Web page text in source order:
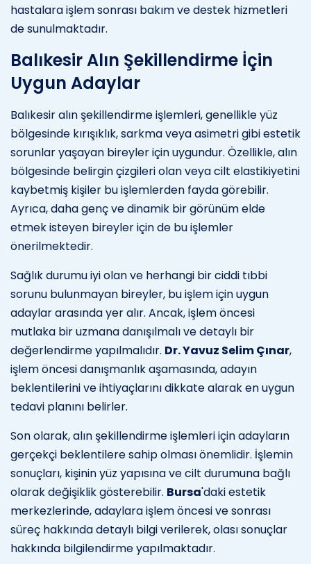
hastalara işlem sonrası bakım ve destek hizmetleri
de sunulmaktadır.
Balıkesir Alın Şekillendirme İçin
Uygun Adaylar
Balıkesir alın şekillendirme işlemleri, genellikle yüz
bölgesinde kırışıklık, sarkma veya asimetri gibi estetik
sorunlar yaşayan bireyler için uygundur. Özellikle, alın
bölgesinde belirgin çizgileri olan veya cilt elastikiyetini
kaybetmiş kişiler bu işlemlerden fayda görebilir.
Ayrıca, daha genç ve dinamik bir görünüm elde
etmek isteyen bireyler için de bu işlemler
önerilmektedir.
Sağlık durumu iyi olan ve herhangi bir ciddi tıbbi
sorunu bulunmayan bireyler, bu işlem için uygun
adaylar arasında yer alır. Ancak, işlem öncesi
mutlaka bir uzmana danışılmalı ve detaylı bir
değerlendirme yapılmalıdır. Dr. Yavuz Selim Çınar,
işlem öncesi danışmanlık aşamasında, adayın
beklentilerini ve ihtiyaçlarını dikkate alarak en uygun
tedavi planını belirler.
Son olarak, alın şekillendirme işlemleri için adayların
gerçekçi beklentilere sahip olması önemlidir. İşlemin
sonuçları, kişinin yüz yapısına ve cilt durumuna bağlı
olarak değişiklik gösterebilir. Bursa'daki estetik
merkezlerinde, adaylara işlem öncesi ve sonrası
süreç hakkında detaylı bilgi verilerek, olası sonuçlar
hakkında bilgilendirme yapılmaktadır.